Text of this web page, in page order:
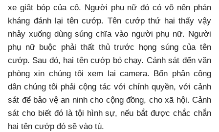
xe giật bóp của cô. Người phụ nữ đó có võ nên phản
kháng đánh lại tên cướp. Tên cướp thứ hai thấy vậy
nhảy xuống dùng súng chĩa vào người phụ nữ. Người
phụ nữ buộc phải thất thủ trước họng súng của tên
cướp. Sau đó, hai tên cướp bỏ chạy. Cảnh sát đến văn
phòng xin chúng tôi xem lại camera. Bổn phận công
dân chúng tôi phải cộng tác với chính quyền, với cảnh
sát để bảo vệ an ninh cho cộng đồng, cho xã hội. Cảnh
sát cho biết đó là tội hình sự, nếu bắt được chắc chắn
hai tên cướp đó sẽ vào tù.